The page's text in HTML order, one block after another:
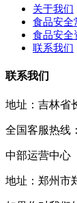
关于我们
食品安全
食品安全
联系我们
联系我们
地址：吉林省
全国客服热线
中部运营中心
地址：郑州市